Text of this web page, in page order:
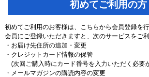
初めてご利用の方
初めてご利用のお客様は、こちらから会員登録を行
会員にご登録いただきますと、次のサービスをご利
・お届け先住所の追加・変更
・クレジットカード情報の保管
(次回ご購入時にカード番号を入力いただく必要
・メールマガジンの購読内容の変更